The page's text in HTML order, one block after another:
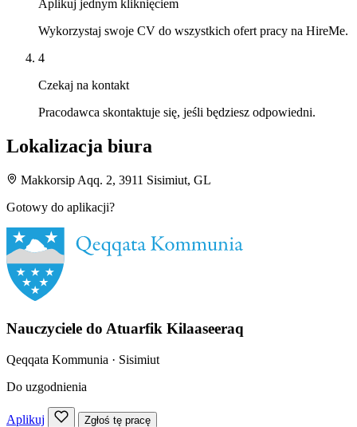
Aplikuj jednym kliknięciem
Wykorzystaj swoje CV do wszystkich ofert pracy na HireMe.
4
Czekaj na kontakt
Pracodawca skontaktuje się, jeśli będziesz odpowiedni.
Lokalizacja biura
Makkorsip Aqq. 2, 3911 Sisimiut, GL
Gotowy do aplikacji?
Nauczyciele do Atuarfik Kilaaseeraq
Qeqqata Kommunia · Sisimiut
Do uzgodnienia
Aplikuj Zgłoś tę pracę